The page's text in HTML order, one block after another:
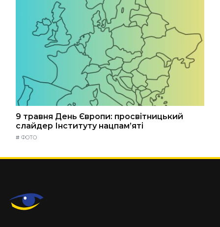
9 травня День Європи: просвітницький
слайдер Інституту нацпам’яті
# ФОТО